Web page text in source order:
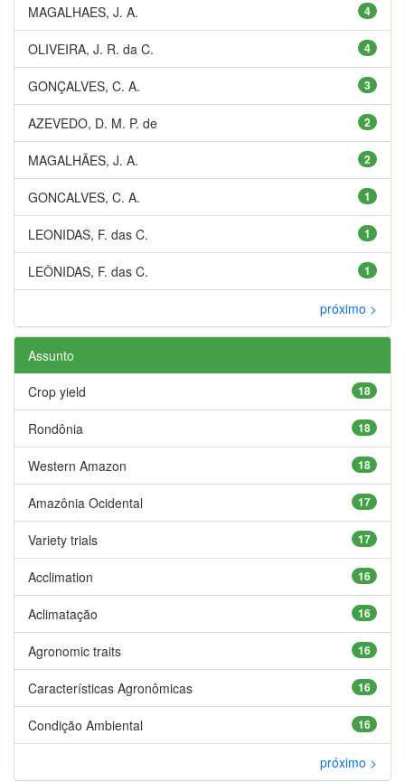
4
MAGALHAES, J. A.
4
OLIVEIRA, J. R. da C.
3
GONÇALVES, C. A.
2
AZEVEDO, D. M. P. de
2
MAGALHÃES, J. A.
1
GONCALVES, C. A.
1
LEONIDAS, F. das C.
1
LEÔNIDAS, F. das C.
próximo >
Assunto
18
Crop yield
18
Rondônia
18
Western Amazon
17
Amazônia Ocidental
17
Variety trials
16
Acclimation
16
Aclimatação
16
Agronomic traits
16
Características Agronômicas
16
Condição Ambiental
próximo >